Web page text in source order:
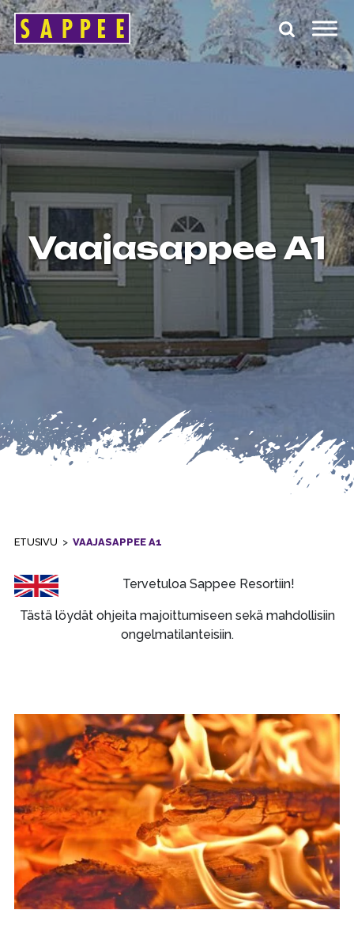
Päävalikko
Vaajasappee A1
ETUSIVU > VAAJASAPPEE A1
Tervetuloa Sappee Resortiin!
Tästä löydät ohjeita majoittumiseen sekä mahdollisiin
ongelmatilanteisiin.